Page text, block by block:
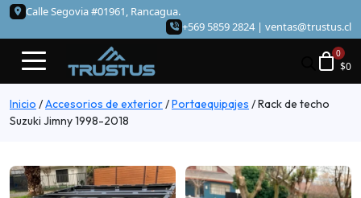
Calle Segovia #01961, Rancagua.
+569 5859 2824 | ventas@trustus.cl
$0
Inicio /Accesorios de exterior/Portaequipajes /Rack de techo
Suzuki Jimny 1998-2018